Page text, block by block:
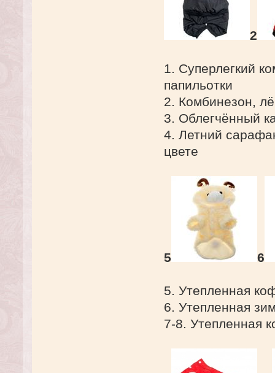
2
1. Суперлегкий
папильотки
2. Комбинезон,
3. Облегчённый
4. Летний
цвете
5 6
5. Утепленная
6. Утепленная
7-8. Утепленная